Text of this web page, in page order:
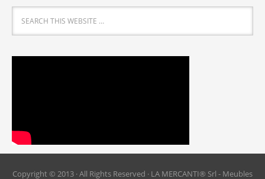
Copyright © 2013 · All Rights Reserved · LA MERCANTI® Srl - Meubles